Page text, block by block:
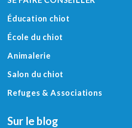
Éducation chiot
École du chiot
Animalerie
Salon du chiot
Refuges & Associations
Sur le blog